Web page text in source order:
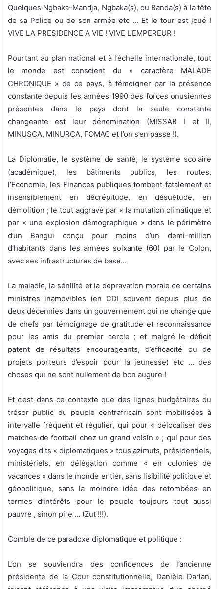
Quelques Ngbaka-Mandja, Ngbaka(s), ou Banda(s) à la tête
de sa Police ou de son armée etc … Et le tour est joué !
VIVE LA PRESIDENCE A VIE ! VIVE L’EMPEREUR !
Pourtant au plan national et à l’échelle internationale, tout
le monde est conscient du « caractère MALADE
CHRONIQUE » de ce pays, à témoigner par la présence
constante depuis les années 1990 des forces onusiennes
présentes dans le pays dont la seule constante
changeante est leur dénomination (MISSAB I et II,
MINUSCA, MINURCA, FOMAC et l’on s’en passe !).
La Diplomatie, le système de santé, le système scolaire
(académique), les bâtiments publics, les routes,
l’Economie, les Finances publiques tombent fatalement et
insensiblement en décrépitude, en désuétude, en
démolition ; le tout aggravé par « la mutation climatique et
par « une explosion démographique » dans le périmètre
d’un Bangui conçu pour moins d’un demi-million
d’habitants dans les années soixante (60) par le Colon,
avec ses infrastructures de base…
La maladie, la sénilité et la dépravation morale de certains
ministres inamovibles (en CDI souvent depuis plus de
deux décennies dans un gouvernement qui ne change que
de chefs par témoignage de gratitude et reconnaissance
pour les amis du premier cercle ; et malgré le déficit
patent de résultats encourageants, d’efficacité ou de
projets porteurs d’espoir pour la jeunesse) etc … des
choses qui ne sont nullement de bon augure !
Et c’est dans ce contexte que des lignes budgétaires du
trésor public du peuple centrafricain sont mobilisées à
intervalle fréquent et régulier, qui pour « délocaliser des
matches de football chez un grand voisin » ; qui pour des
voyages dits « diplomatiques » tous azimuts, présidentiels,
ministériels, en délégation comme « en colonies de
vacances » dans le monde entier, sans lisibilité politique et
géopolitique, sans la moindre idée des retombées en
termes d’intérêts pour le peuple toujours tout aussi
pauvre , sinon pire … (Zut !!!).
Comble de ce paradoxe diplomatique et politique :
L’on se souviendra des confidences de l’ancienne
présidente de la Cour constitutionnelle, Danièle Darlan,